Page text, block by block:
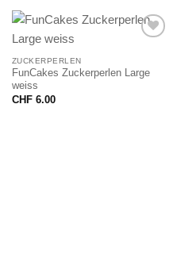
ZUCKERPERLEN
FunCakes Zuckerperlen Large
weiss
CHF6.00